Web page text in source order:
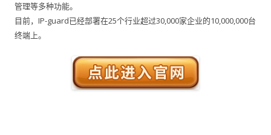
管理等多种功能。
目前，IP-guard已经部署在25个行业超过30,000家企业的10,000,000台
终端上。